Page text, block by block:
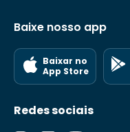
Baixe nosso app
Baixar no
App Store
Redes sociais